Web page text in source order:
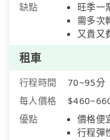
缺點
旺季一
需多次
又貴又
租車
行程時間
70~95分
每人價格
優點
價格便
行程彈